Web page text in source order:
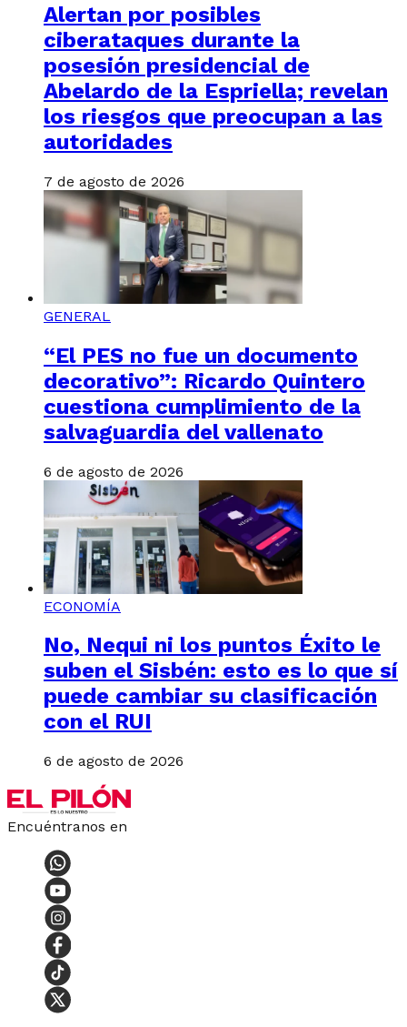
Alertan por posibles
ciberataques durante la
posesión presidencial de
Abelardo de la Espriella; revelan
los riesgos que preocupan a las
autoridades
7 de agosto de 2026
GENERAL
“El PES no fue un documento
decorativo”: Ricardo Quintero
cuestiona cumplimiento de la
salvaguardia del vallenato
6 de agosto de 2026
ECONOMÍA
No, Nequi ni los puntos Éxito le
suben el Sisbén: esto es lo que sí
puede cambiar su clasificación
con el RUI
6 de agosto de 2026
Encuéntranos en